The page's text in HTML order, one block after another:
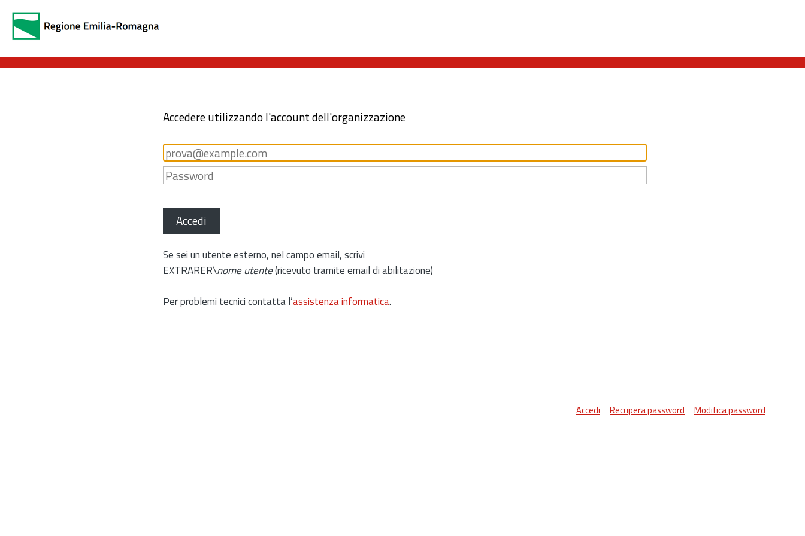
Accedere utilizzando l'account dell'organizzazione
Accedi
Se sei un utente esterno, nel campo email, scrivi
EXTRARER\nome utente(ricevuto tramite email di abilitazione)
Per problemi tecnici contatta l’assistenza informatica.
Accedi Recupera password Modifica password